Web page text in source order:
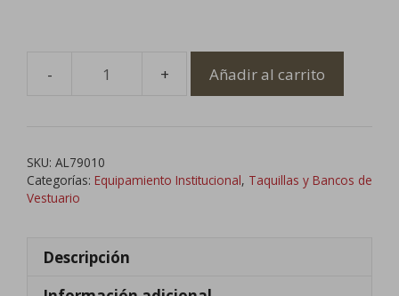
Banco
Madera
Añadir al carrito
SKU: AL79010
Categorías: Equipamiento Institucional, Taquillas y Bancos de
Vestuario
Descripción